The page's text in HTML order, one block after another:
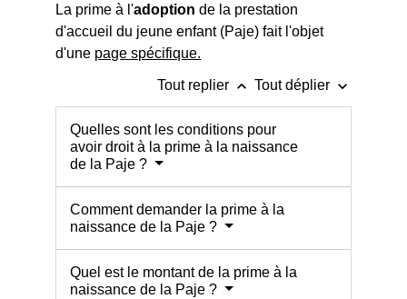
La prime à l'adoption de la prestation
d'accueil du jeune enfant (Paje) fait l'objet
d'une page spécifique.
Tout replier keyboard_arrow_up Tout déplier keyboard_arrow_down
Quelles sont les conditions pour
avoir droit à la prime à la naissance
de la Paje ?
Comment demander la prime à la
naissance de la Paje ?
Quel est le montant de la prime à la
naissance de la Paje ?